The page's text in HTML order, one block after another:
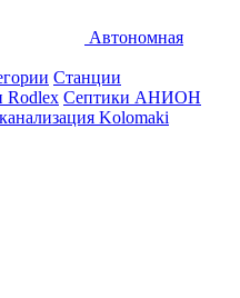
Автономная
Станции
Rodlex Септики АНИОН
Kolomaki